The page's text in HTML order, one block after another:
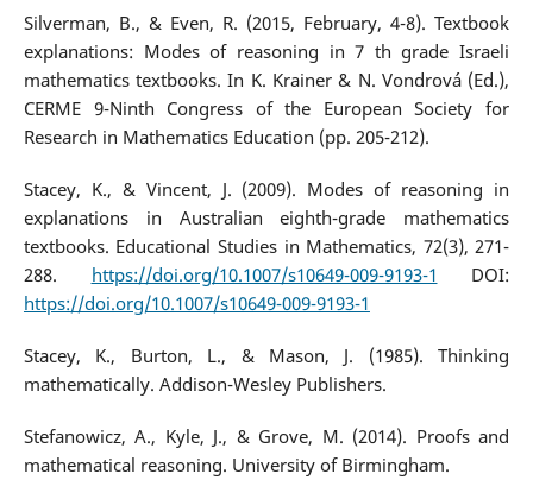
Silverman, B., & Even, R. (2015, February, 4-8). Textbook
explanations: Modes of reasoning in 7 th grade Israeli
mathematics textbooks. In K. Krainer & N. Vondrová (Ed.),
CERME 9-Ninth Congress of the European Society for
Research in Mathematics Education (pp. 205-212).
Stacey, K., & Vincent, J. (2009). Modes of reasoning in
explanations in Australian eighth-grade mathematics
textbooks. Educational Studies in Mathematics, 72(3), 271-
288. https://doi.org/10.1007/s10649-009-9193-1 DOI:
https://doi.org/10.1007/s10649-009-9193-1
Stacey, K., Burton, L., & Mason, J. (1985). Thinking
mathematically. Addison-Wesley Publishers.
Stefanowicz, A., Kyle, J., & Grove, M. (2014). Proofs and
mathematical reasoning. University of Birmingham.